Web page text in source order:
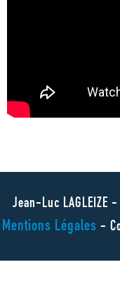
Jean-Luc LAGLEIZE
Mentions Légales -